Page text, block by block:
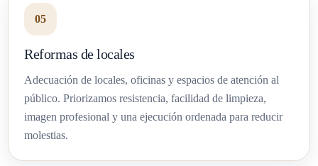
05
Reformas de locales
Adecuación de locales, oficinas y espacios de atención al
público. Priorizamos resistencia, facilidad de limpieza,
imagen profesional y una ejecución ordenada para reducir
molestias.